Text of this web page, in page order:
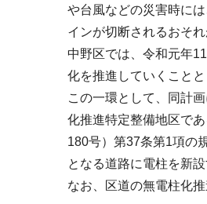
や台風などの災害時に
インが切断されるおそれ
中野区では、令和元年
化を推進していくことと
この一環として、同計
化推進特定整備地区で
180号）第37条第1項の
となる道路に電柱を新
なお、区道の無電柱化
ビ
ゲ
ー
こ
か